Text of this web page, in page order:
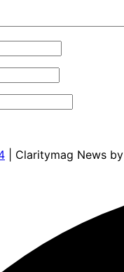
| Claritymag News by